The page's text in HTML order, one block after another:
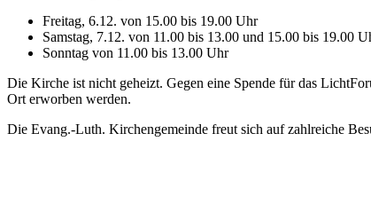
Freitag, 6.12. von 15.00 bis 19.00 Uhr
Samstag, 7.12. von 11.00 bis 13.00 und 15.00 bis 19.00
Sonntag von 11.00 bis 13.00 Uhr
Die Kirche ist nicht geheizt. Gegen eine Spende für das
Ort erworben werden.
Die Evang.-Luth. Kirchengemeinde freut sich auf zahlreiche